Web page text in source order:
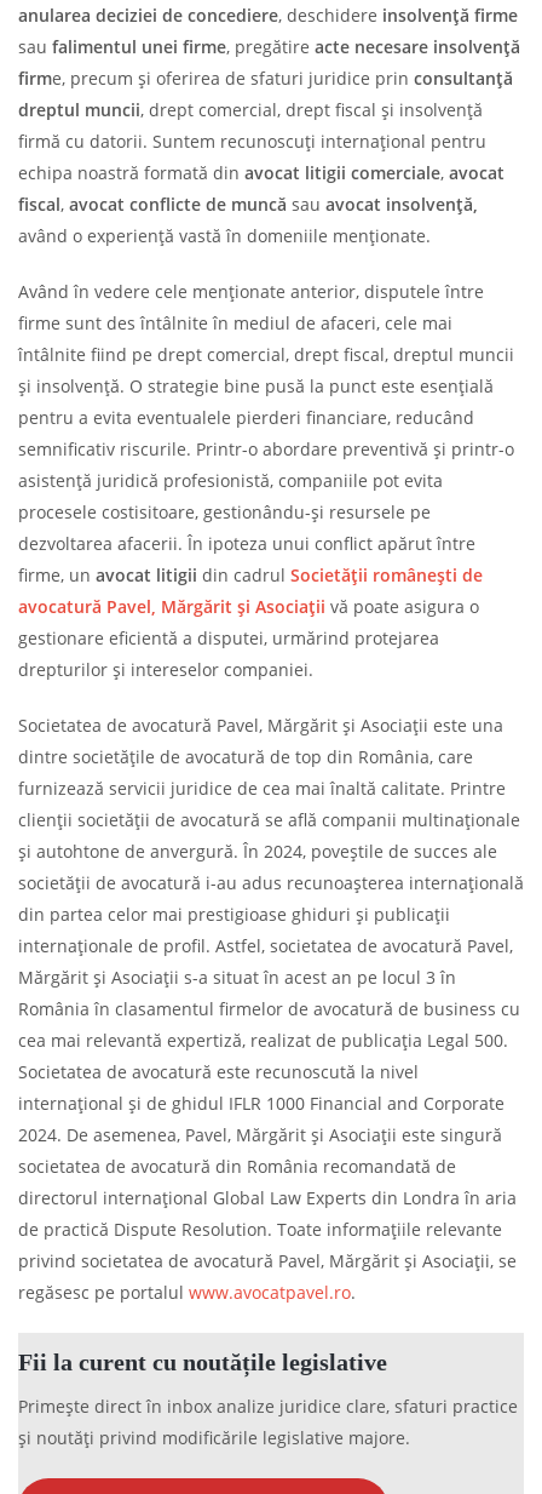
anularea deciziei de concediere, deschidere insolvență firme
sau falimentul unei firme, pregătire acte necesare insolvență
firme, precum și oferirea de sfaturi juridice prin consultanță
dreptul muncii, drept comercial, drept fiscal și insolvență
firmă cu datorii. Suntem recunoscuți internațional pentru
echipa noastră formată din avocat litigii comerciale, avocat
fiscal, avocat conflicte de muncă sau avocat insolvență,
având o experiență vastă în domeniile menționate.
Având în vedere cele menționate anterior, disputele între
firme sunt des întâlnite în mediul de afaceri, cele mai
întâlnite fiind pe drept comercial, drept fiscal, dreptul muncii
și insolvență. O strategie bine pusă la punct este esențială
pentru a evita eventualele pierderi financiare, reducând
semnificativ riscurile. Printr-o abordare preventivă și printr-o
asistență juridică profesionistă, companiile pot evita
procesele costisitoare, gestionându-și resursele pe
dezvoltarea afacerii. În ipoteza unui conflict apărut între
firme, un avocat litigii din cadrul Societății românești de
avocatură Pavel, Mărgărit și Asociații vă poate asigura o
gestionare eficientă a disputei, urmărind protejarea
drepturilor și intereselor companiei.
Societatea de avocatură Pavel, Mărgărit și Asociații este una
dintre societățile de avocatură de top din România, care
furnizează servicii juridice de cea mai înaltă calitate. Printre
clienții societății de avocatură se află companii multinaționale
și autohtone de anvergură. În 2024, poveștile de succes ale
societății de avocatură i-au adus recunoașterea internațională
din partea celor mai prestigioase ghiduri și publicații
internaționale de profil. Astfel, societatea de avocatură Pavel,
Mărgărit și Asociații s-a situat în acest an pe locul 3 în
România în clasamentul firmelor de avocatură de business cu
cea mai relevantă expertiză, realizat de publicația Legal 500.
Societatea de avocatură este recunoscută la nivel
internațional și de ghidul IFLR 1000 Financial and Corporate
2024. De asemenea, Pavel, Mărgărit și Asociații este singură
societatea de avocatură din România recomandată de
directorul internațional Global Law Experts din Londra în aria
de practică Dispute Resolution. Toate informațiile relevante
privind societatea de avocatură Pavel, Mărgărit și Asociații, se
regăsesc pe portalul www.avocatpavel.ro.
Fii la curent cu noutățile legislative
Primește direct în inbox analize juridice clare, sfaturi practice
și noutăți privind modificările legislative majore.